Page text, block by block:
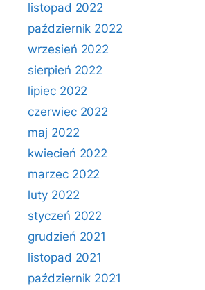
listopad 2022
październik 2022
wrzesień 2022
sierpień 2022
lipiec 2022
czerwiec 2022
maj 2022
kwiecień 2022
marzec 2022
luty 2022
styczeń 2022
grudzień 2021
listopad 2021
październik 2021